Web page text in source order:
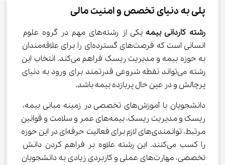
پلی به دنیای تخصص و امنیت مالی
رشته کاردانی بیمه
یکی از رشته‌های مهم در گروه علوم
انسانی است که فرصت‌های گسترده‌ای را برای علاقه‌مندان
به حوزه بیمه و مدیریت ریسک فراهم می‌کند. انتخاب این
رشته می‌تواند نقطه شروعی قدرتمند برای ورود به دنیای
پرچالش و در عین حال پربازده بیمه باشد.
دانشجویان با آموزش‌های تخصصی در زمینه مبانی بیمه،
ریسک و مدیریت ریسک، بیمه‌های عمر و سلامت و قوانین
مرتبط، توانمندی‌های لازم برای فعالیت حرفه‌ای در این حوزه
را کسب می‌کنند. این رشته علاوه بر فراهم کردن دانش
تخصصی، مهارت‌های عملی و کاربردی زیادی به دانشجویان